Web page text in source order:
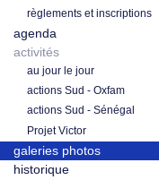
règlements et inscriptions
agenda
activités
au jour le jour
actions Sud - Oxfam
actions Sud - Sénégal
Projet Victor
galeries photos
historique